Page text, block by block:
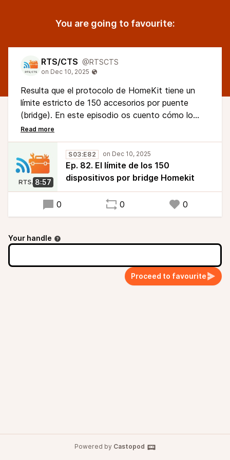
You are going to favourite:
RTS/CTS @RTSCTS
Resulta que el protocolo de HomeKit tiene un
límite estricto de 150 accesorios por puente
(bridge). En este episodio os cuento cómo lo
descubrí, el porqué era un problema para mi
(usuario de Home Assistant usando la integración
de Homekit Bridge) y cómo lo he resuelto, de
momento. Digo de momento porque quizás opte
por una opción "más limpia" en el futuro.
8:57
S03:E82
Ep. 82. El límite de los 150
dispositivos por bridge Homekit
0 0 0
Your handle
Proceed to favourite
Powered by Castopod